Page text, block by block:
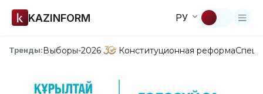
KAZINFORM РУ
Тренды:Выборы-2026 Конституционная реформа